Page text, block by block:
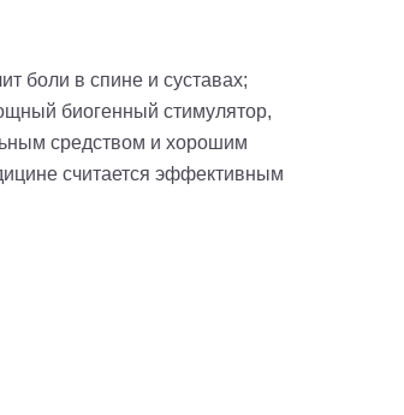
боли в спине и суставах;
биогенный стимулятор,
средством и хорошим
считается эффективным